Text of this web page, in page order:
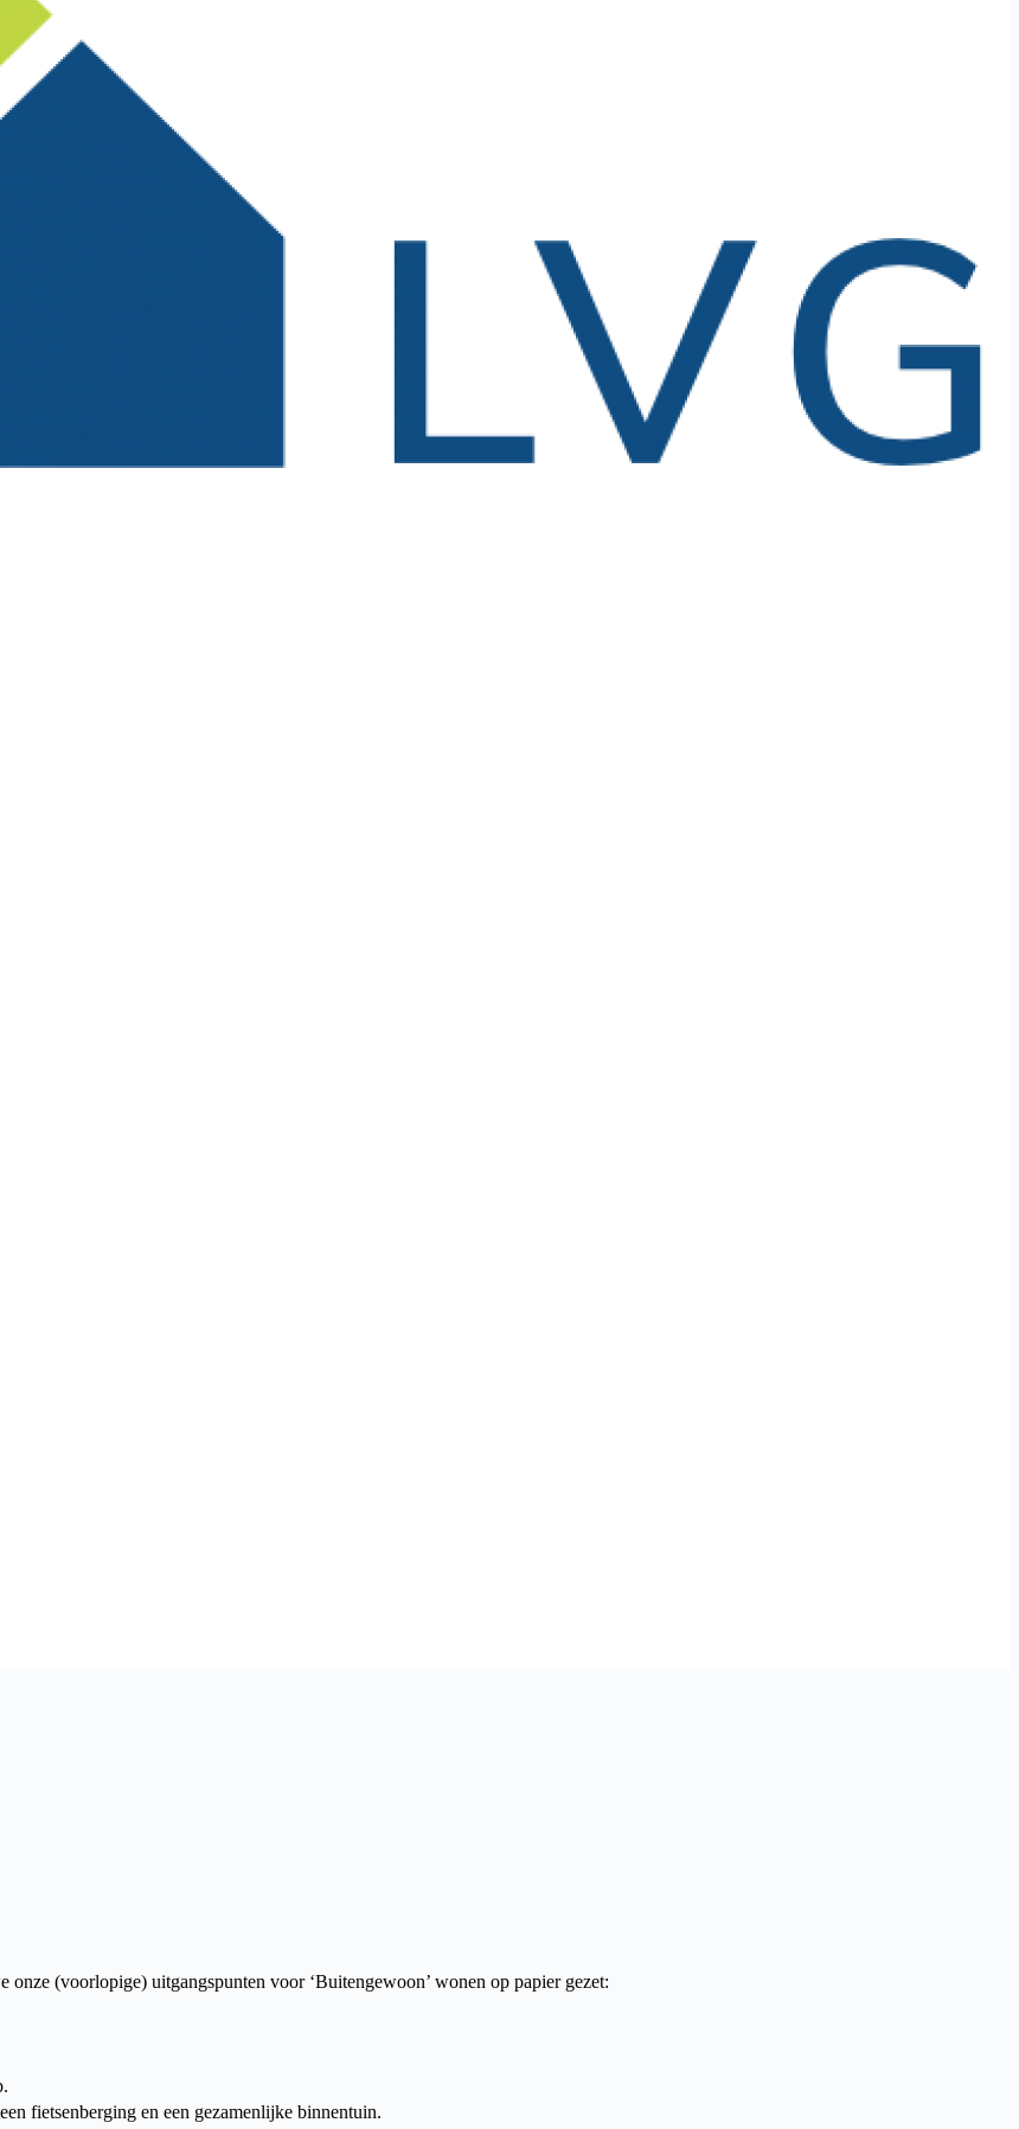
(voorlopige) uitgangspunten voor ‘Buitengewoon’ wonen op papier gezet:
fietsenberging en een gezamenlijke binnentuin.